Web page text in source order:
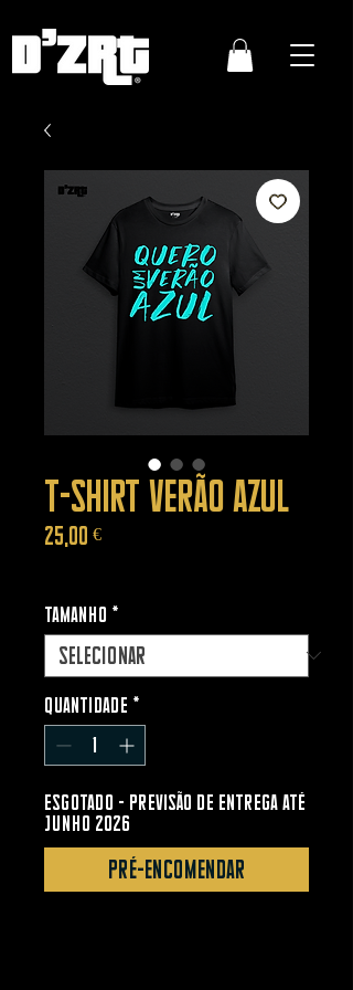
T-SHIRT VERÃO AZUL
25,00 €Preço
Tamanho *
Quantidade *
ESGOTADO - Previsão de entrega até
junho 2026
Pré-encomendar